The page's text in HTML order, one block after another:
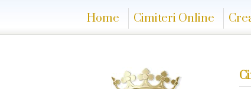
Home Cimiteri Online